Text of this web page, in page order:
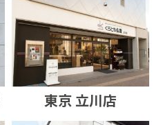
東京 立川店